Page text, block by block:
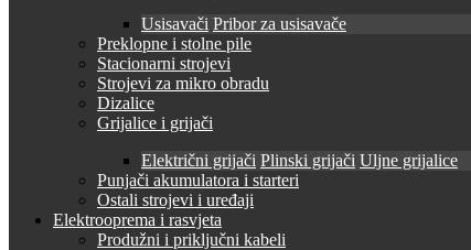
Usisavači Pribor za usisavače
Preklopne i stolne pile
Stacionarni strojevi
Strojevi za mikro obradu
Dizalice
Grijalice i grijači
Električni grijači Plinski grijači Uljne grijalice
Punjači akumulatora i starteri
Ostali strojevi i uređaji
Elektrooprema i rasvjeta
Produžni i priključni kabeli